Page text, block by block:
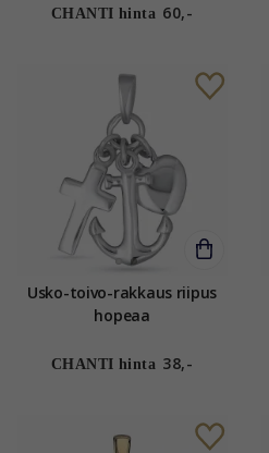
CHANTI hinta 60,-
Usko-toivo-rakkaus riipus
hopeaa
CHANTI hinta 38,-